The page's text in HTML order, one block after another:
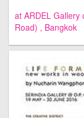
at ARDEL
Road) , Bangkok